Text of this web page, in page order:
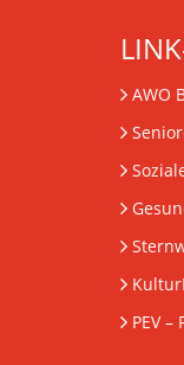
AWO
PEV–